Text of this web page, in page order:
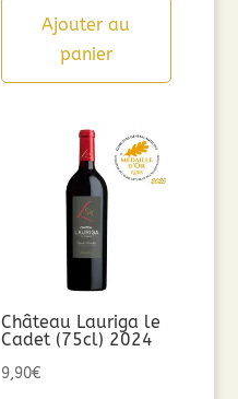
Ajouter au
panier
Château Lauriga le
Cadet (75cl) 2024
9,90€